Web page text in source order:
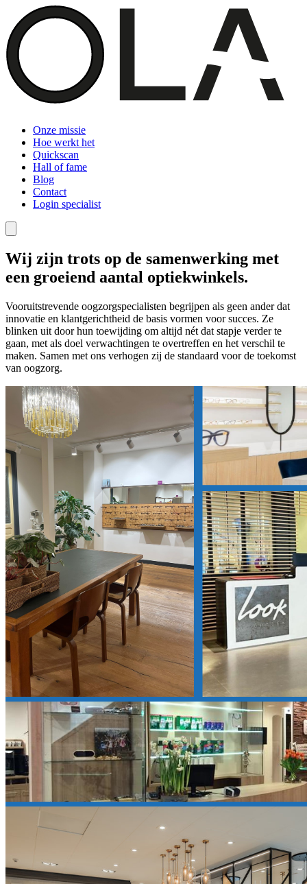
Onze missie
Hoe werkt het
Quickscan
Hall of fame
Blog
Contact
Login specialist
Wij zijn trots op de samenwerking met
een groeiend aantal optiekwinkels.
Vooruitstrevende oogzorgspecialisten begrijpen als geen ander dat
innovatie en klantgerichtheid de basis vormen voor succes. Ze
blinken uit door hun toewijding om altijd nét dat stapje verder te
gaan, met als doel verwachtingen te overtreffen en het verschil te
maken. Samen met ons verhogen zij de standaard voor de toekomst
van oogzorg.